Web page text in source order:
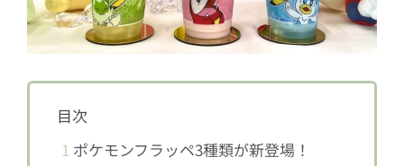
目次
1 ポケモンフラッペ3種類が新登場！